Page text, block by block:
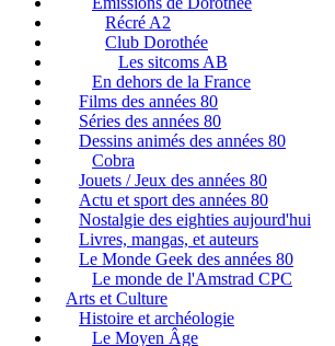
Récré A2
Club Dorothée
Les sitcoms AB
En dehors de la France
Films des années 80
Séries des années 80
Dessins animés des années 80
Cobra
Jouets / Jeux des années 80
Actu et sport des années 80
Nostalgie des eighties aujourd'hui
Livres, mangas, et auteurs
Le Monde Geek des années 80
Le monde de l'Amstrad CPC
Arts et Culture
Histoire et archéologie
Le Moyen Âge